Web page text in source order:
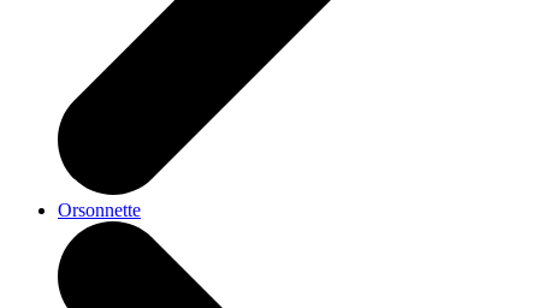
Orsonnette